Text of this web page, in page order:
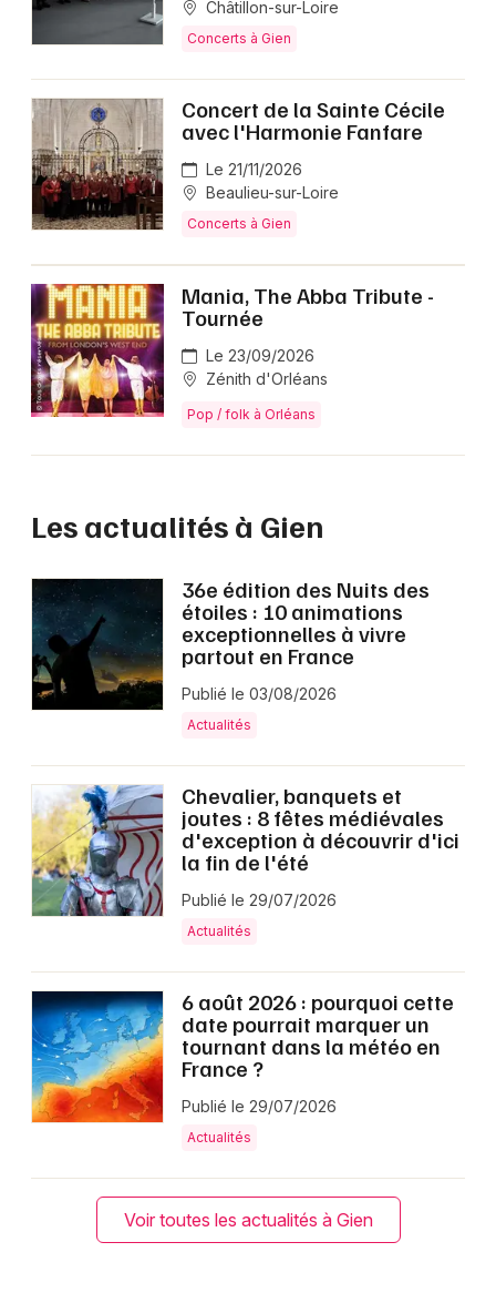
Châtillon-sur-Loire
Concerts à Gien
Concert de la Sainte Cécile
avec l'Harmonie Fanfare
Le 21/11/2026
Beaulieu-sur-Loire
Concerts à Gien
Mania, The Abba Tribute -
Tournée
Le 23/09/2026
Zénith d'Orléans
Pop / folk à Orléans
Les actualités à Gien
36e édition des Nuits des
étoiles : 10 animations
exceptionnelles à vivre
partout en France
Publié le 03/08/2026
Actualités
Chevalier, banquets et
joutes : 8 fêtes médiévales
d'exception à découvrir d'ici
la fin de l'été
Publié le 29/07/2026
Actualités
6 août 2026 : pourquoi cette
date pourrait marquer un
tournant dans la météo en
France ?
Publié le 29/07/2026
Actualités
Voir toutes les actualités à Gien